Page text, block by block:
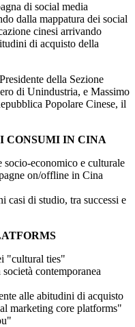
di social media
dalla mappatura dei social
cinesi arrivando
di acquisto della
della Sezione
di Unindustria, e Massimo
Popolare Cinese, il
CONSUMI IN CINA
economico e culturale
on/offline in Cina
casi di studio, tra successi e
"cultural ties"
contemporanea
alle abitudini di acquisto
marketing core platforms"